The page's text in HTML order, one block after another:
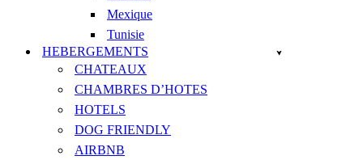
Mexique
Tunisie
HEBERGEMENTS
CHATEAUX
CHAMBRES D’HOTES
HOTELS
DOG FRIENDLY
AIRBNB